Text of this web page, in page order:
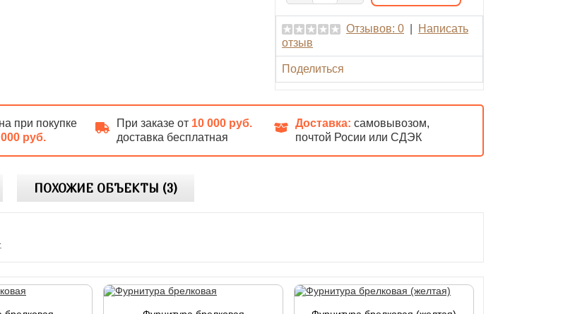
Отзывов: 0
Написать
отзыв
Поделиться
при покупке
руб.
При заказе от 10 000 руб.
доставка бесплатная
Доставка: самовывозом,
почтой Росии или СДЭК
ПОХОЖИЕ ОБЪЕКТЫ (3)